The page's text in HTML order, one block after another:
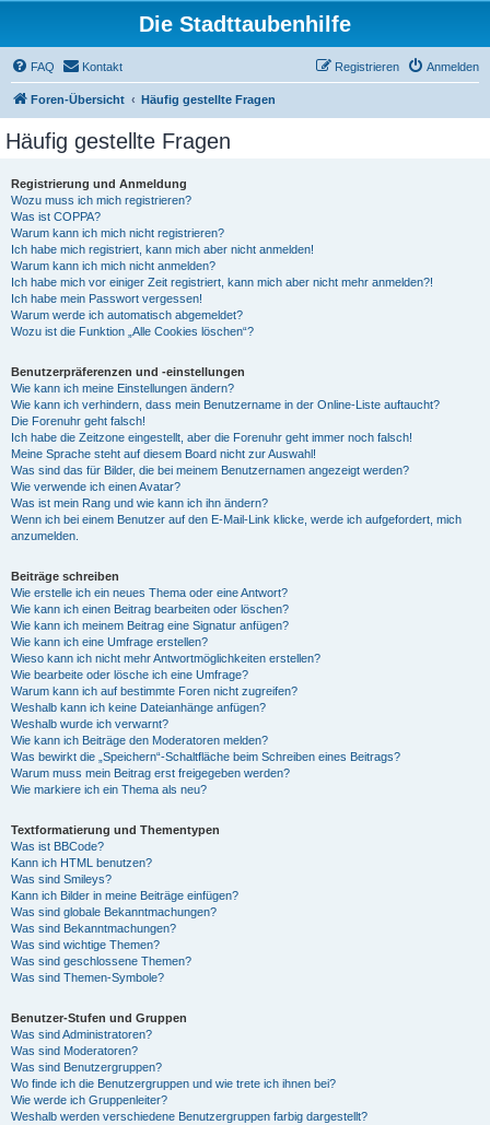
Die Stadttaubenhilfe
FAQ Kontakt Anmelden
Registrieren
Foren-Übersicht Häufig gestellte Fragen
Häufig gestellte Fragen
Registrierung und Anmeldung
Wozu muss ich mich registrieren?
Was ist COPPA?
Warum kann ich mich nicht registrieren?
Ich habe mich registriert, kann mich aber nicht anmelden!
Warum kann ich mich nicht anmelden?
Ich habe mich vor einiger Zeit registriert, kann mich aber nicht mehr anmelden?!
Ich habe mein Passwort vergessen!
Warum werde ich automatisch abgemeldet?
Wozu ist die Funktion „Alle Cookies löschen“?
Benutzerpräferenzen und -einstellungen
Wie kann ich meine Einstellungen ändern?
Wie kann ich verhindern, dass mein Benutzername in der Online-Liste auftaucht?
Die Forenuhr geht falsch!
Ich habe die Zeitzone eingestellt, aber die Forenuhr geht immer noch falsch!
Meine Sprache steht auf diesem Board nicht zur Auswahl!
Was sind das für Bilder, die bei meinem Benutzernamen angezeigt werden?
Wie verwende ich einen Avatar?
Was ist mein Rang und wie kann ich ihn ändern?
Wenn ich bei einem Benutzer auf den E-Mail-Link klicke, werde ich aufgefordert, mich
anzumelden.
Beiträge schreiben
Wie erstelle ich ein neues Thema oder eine Antwort?
Wie kann ich einen Beitrag bearbeiten oder löschen?
Wie kann ich meinem Beitrag eine Signatur anfügen?
Wie kann ich eine Umfrage erstellen?
Wieso kann ich nicht mehr Antwortmöglichkeiten erstellen?
Wie bearbeite oder lösche ich eine Umfrage?
Warum kann ich auf bestimmte Foren nicht zugreifen?
Weshalb kann ich keine Dateianhänge anfügen?
Weshalb wurde ich verwarnt?
Wie kann ich Beiträge den Moderatoren melden?
Was bewirkt die „Speichern“-Schaltfläche beim Schreiben eines Beitrags?
Warum muss mein Beitrag erst freigegeben werden?
Wie markiere ich ein Thema als neu?
Textformatierung und Thementypen
Was ist BBCode?
Kann ich HTML benutzen?
Was sind Smileys?
Kann ich Bilder in meine Beiträge einfügen?
Was sind globale Bekanntmachungen?
Was sind Bekanntmachungen?
Was sind wichtige Themen?
Was sind geschlossene Themen?
Was sind Themen-Symbole?
Benutzer-Stufen und Gruppen
Was sind Administratoren?
Was sind Moderatoren?
Was sind Benutzergruppen?
Wo finde ich die Benutzergruppen und wie trete ich ihnen bei?
Wie werde ich Gruppenleiter?
Weshalb werden verschiedene Benutzergruppen farbig dargestellt?